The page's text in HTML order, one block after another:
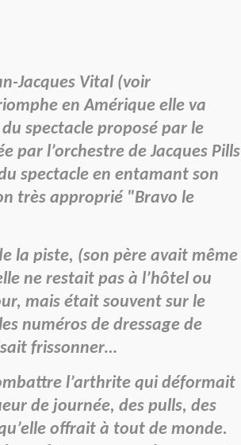
Jacques Vital (voir
en Amérique elle va
spectacle proposé par le
par l’orchestre de Jacques Pills
spectacle en entamant son
très approprié "Bravo le
la piste, (son père avait même
ne restait pas à l’hôtel ou
mais était souvent sur le
numéros de dressage de
frissonner…
l’arthrite qui déformait
de journée, des pulls, des
offrait à tout de monde.